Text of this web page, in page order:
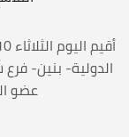
الدولية- بنين-
عضو